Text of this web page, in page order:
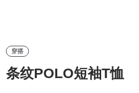
穿搭
条纹POLO短袖T恤